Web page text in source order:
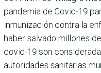
pandemia de Covid-19
inmunización contra la
haber salvado millones
covid-19 son
autoridades sanitarias